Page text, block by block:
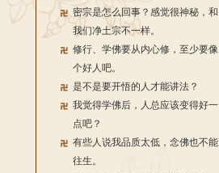
密宗是怎么回事？感觉很神秘，和
我们净土宗不一样。
修行、学佛要从内心修，至少要像
个好人吧。
是不是要开悟的人才能讲法？
我觉得学佛后，人总应该变得好一
点吧？
有些人说我品质太低，念佛也不能
往生。